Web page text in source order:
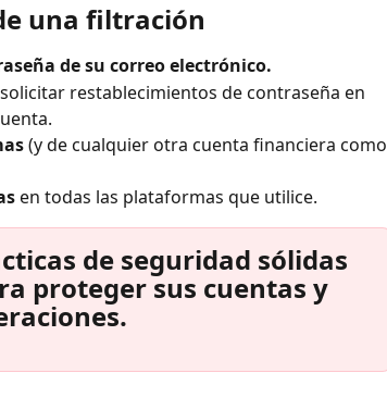
una filtración
de su correo electrónico.
restablecimientos de contraseña en
(y de cualquier otra cuenta financiera como
en todas las plataformas que utilice.
de seguridad sólidas
proteger sus cuentas y